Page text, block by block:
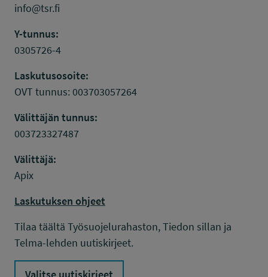
info@tsr.fi
Y-tunnus:
0305726-4
Laskutusosoite:
OVT tunnus: 003703057264
Välittäjän tunnus:
003723327487
Välittäjä:
Apix
Laskutuksen ohjeet
Tilaa täältä Työsuojelurahaston, Tiedon sillan ja
Telma-lehden uutiskirjeet.